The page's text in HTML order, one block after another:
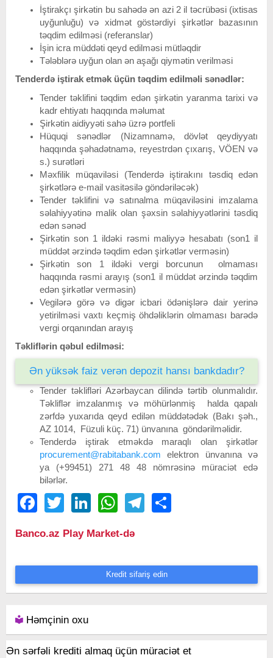
İştirakçı şirkətin bu sahədə ən azi 2 il təcrübəsi (ixtisas
uyğunluğu) və xidmət göstərdiyi şirkətlər bazasının
təqdim edilməsi (referanslar)
İşin icra müddəti qeyd edilməsi mütləqdir
Tələblərə uyğun olan ən aşağı qiymətin verilməsi
Tenderdə iştirak etmək üçün təqdim edilməli sənədlər:
Tender təklifini təqdim edən şirkətin yaranma tarixi və
kadr ehtiyatı haqqında məlumat
Şirkətin aidiyyəti sahə üzrə portfeli
Hüquqi sənədlər (Nizamnamə, dövlət qeydiyyatı
haqqında şəhadətnamə, reyestrdən çıxarış, VÖEN və
s.) surətləri
Məxfilik müqaviləsi (Tenderdə iştirakını təsdiq edən
şirkətlərə e-mail vasitəsilə göndəriləcək)
Tender təklifini və satınalma müqaviləsini imzalama
səlahiyyətinə malik olan şəxsin səlahiyyətlərini təsdiq
edən sənəd
Şirkətin son 1 ildəki rəsmi maliyyə hesabatı (son1 il
müddət ərzində təqdim edən şirkətlər verməsin)
Şirkətin son 1 ildəki vergi borcunun olmaması
haqqında rəsmi arayış (son1 il müddət ərzində təqdim
edən şirkətlər verməsin)
Vegilərə görə və digər icbari ödənişlərə dair yerinə
yetirilməsi vaxtı keçmiş öhdəliklərin olmaması barədə
vergi orqanından arayış
Təkliflərin qəbul edilməsi:
Ən yüksək faiz verən depozit hansı bankdadır?
Tender təklifləri Azərbaycan dilində tərtib olunmalıdır.
Təkliflər imzalanmış və möhürlənmiş halda qapalı
zərfdə yuxarıda qeyd edilən müddətədək (Bakı şəh.,
AZ 1014, Füzuli küç. 71) ünvanına göndərilməlidir.
Tenderdə iştirak etməkdə maraqlı olan şirkətlər
procurement@rabitabank.com elektron ünvanına və
ya (+99451) 271 48 48 nömrəsinə müraciət edə
bilərlər.
FacebookTwitter LinkedIn WhatsAppTelegram
Banco.az Play Market-də
Kredit sifariş edin
Həmçinin oxu
Ən sərfəli krediti almaq üçün müraciət et